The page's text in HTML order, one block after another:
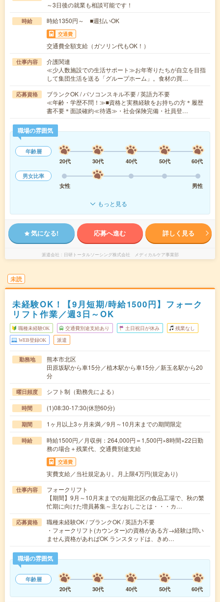
～3日後の就業も相談可能です！
時給 時給1350円～ ■週払いOK
交通費
交通費全額支給（ガソリン代もOK！）
仕事内容
介護関連
≪少人数施設での生活サポート≫お年寄りたちが自立を目指
して集団生活を送る「グループホーム」。食材の買…
応募資格
ブランクOK / パソコンスキル不要 / 英語力不要
≪年齢・学歴不問！≫■資格と実務経験をお持ちの方＊履歴
書不要＊面談確約≪待遇≫・社会保険完備・社員登…
職場の雰囲気
年齢層
20代
30代 40代 50代
60代
男女比率
女性
男性
もっと見る
気になる! 応募へ進む 詳しく見る
派遣会社 日研トータルソーシング株式会社 メディカルケア事業部
未読
未経験OK！【9月短期/時給1500円】フォーク
リフト作業／週3日～OK
職種未経験OK 交通費別途支給あり 土日祝日が休み 残業なし
WEB登録OK 派遣
勤務地
熊本市北区
田原坂駅から車15分／植木駅から車15分／新玉名駅から20
分
曜日頻度 シフト制（勤務先による）
時間 (1)08:30-17:30(休憩60分)
期間 1ヶ月以上3ヶ月未満／9月～10月末までの期間限定
時給
時給1500円／月収例：264,000円＝1,500円×8時間×22日勤
務の場合＋残業代、交通費別途支給
交通費
実費支給／当社規定あり。月上限4万円(規定あり)
仕事内容
フォークリフト
【期間】9月～10月末までの短期北区の食品工場で、秋の繁
忙期に向けた増員募集～主なおしごとは・・・カ…
応募資格
職種未経験OK / ブランクOK / 英語力不要
・フォークリフト(カウンター)の資格がある方→経験は問い
ません資格があればOK ランスタッドは、きめ…
職場の雰囲気
年齢層
20代
30代 40代 50代 60代